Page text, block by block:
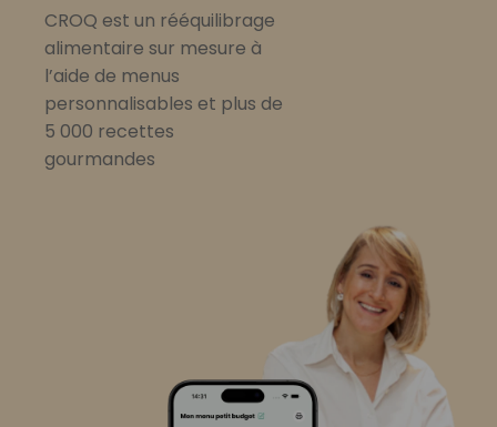
CROQ est un rééquilibrage
alimentaire sur mesure à
l’aide de menus
personnalisables et plus de
5 000 recettes
gourmandes